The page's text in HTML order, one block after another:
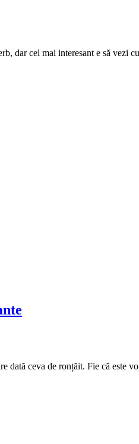
dar cel mai interesant e să
dată ceva de ronțăit. Fie că este